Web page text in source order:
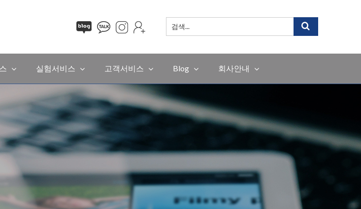
검
색
실험서비스 고객서비스 Blog 회사안내